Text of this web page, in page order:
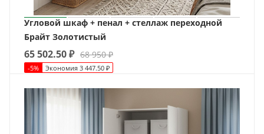
Угловой шкаф + пенал + стеллаж переходной
Брайт Золотистый
65 502.50₽ 68 950₽
-5% Экономия 3 447.50 ₽